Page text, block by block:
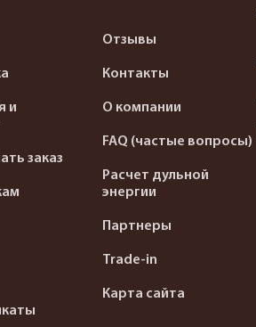
и
заказ
Отзывы
Контакты
О компании
FAQ (частые вопросы)
Расчет дульной
энергии
Партнеры
Trade-in
Карта сайта